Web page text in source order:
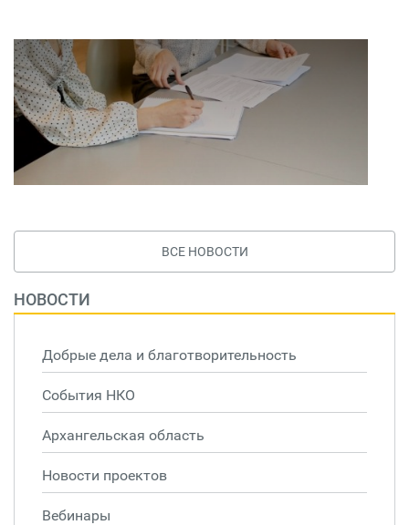
ВСЕ НОВОСТИ
НОВОСТИ
Добрые дела и благотворительность
События НКО
Архангельская область
Новости проектов
Вебинары